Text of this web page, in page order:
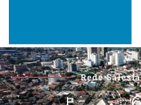
Rede